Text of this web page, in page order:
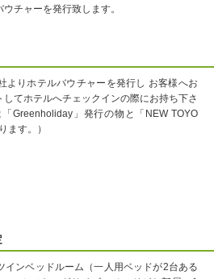
チャーを発行致します。
よりホテルバウチャーを発行し お客様へお
てホテルへチェックインの際にお持ち下さ
Greenholiday」発行の物と「NEW TOYO
ます。）
インベッドルーム（一人用ベッドが2台ある